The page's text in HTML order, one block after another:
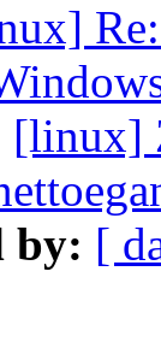
[linux]
by: [